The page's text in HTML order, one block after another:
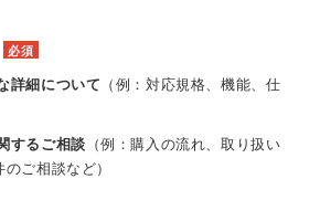
必須
詳細について （例：対応規格、機能、仕
するご相談 （例：購入の流れ、取り扱い
ご相談など）